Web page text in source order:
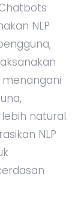
NLP
menangani
natural.
NLP